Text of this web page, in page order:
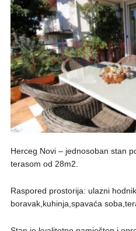
Herceg Novi – jednosoban stan
terasom od 28m2.
Raspored prostorija: ulazni
boravak,kuhinja,spavaća